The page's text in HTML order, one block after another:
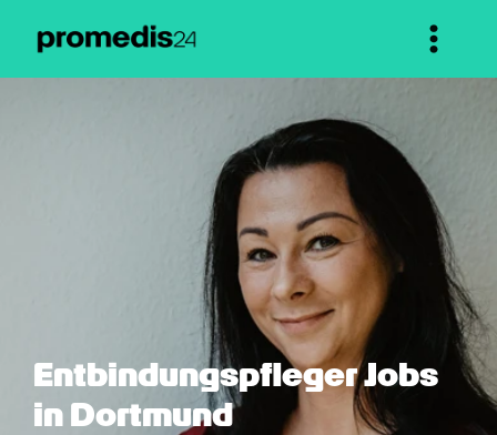
Entbindungspfleger Jobs
in Dortmund